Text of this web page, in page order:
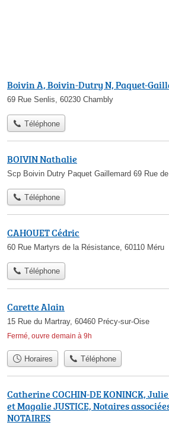
Boivin A, Boivin-Dutry N, Paquet-
69 Rue Senlis, 60230 Chambly
Téléphone
BOIVIN Nathalie
Scp Boivin Dutry Paquet Gaillemard 69 Rue
Téléphone
CAHOUET Cédric
60 Rue Martyrs de la Résistance, 60110 Méru
Téléphone
Carette Alain
15 Rue du Martray, 60460 Précy-sur-Oise
Fermé, ouvre demain à 9h
Horaires Téléphone
Catherine COCHIN-DE KONINCK,
et Magalie JUSTICE, Notaires
NOTAIRES